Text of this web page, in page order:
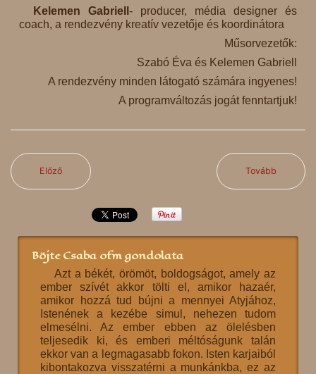
Kelemen Gabriell - producer, média designer és
coach, a rendezvény kreatív vezetője és koordinátora
Műsorvezetők:
Szabó Éva és Kelemen Gabriell
A rendezvény minden látogató számára ingyenes!
A programváltozás jogát fenntartjuk!
Előző Tovább
Böjte Csaba ofm gondolata
Azt a békét, örömöt, boldogságot, amely az
ember szívét akkor tölti el, amikor hazaér,
amikor hozzá tud bújni a mennyei Atyjához,
Istenének a kezébe simul, nehezen tudom
elmesélni. Az ember ebben az ölelésben
teljesedik ki, és emberi méltóságunk talán
ekkor van a legmagasabb fokon. Isten karjaiból
kibontakozva visszatérni a munkánkba, ez az